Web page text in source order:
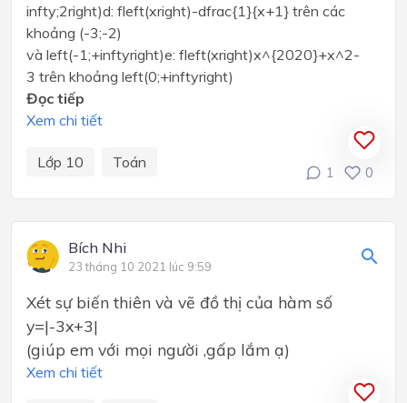
infty;2right)d: fleft(xright)-dfrac{1}{x+1} trên các
khoảng (-3;-2)
và left(-1;+inftyright)e: fleft(xright)x^{2020}+x^2-
3 trên khoảng left(0;+inftyright)
Đọc tiếp
Xem chi tiết
Lớp 10 Toán
1 0
Bích Nhi
23 tháng 10 2021 lúc 9:59
Xét sự biến thiên và vẽ đồ thị của hàm số
y=|-3x+3|
(giúp em với mọi người ,gấp lắm ạ)
Xem chi tiết